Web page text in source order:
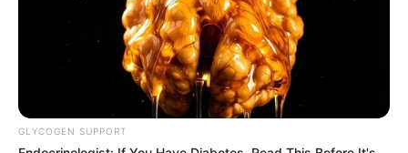
Câmara dos Deputados: anuênios, triênios,
quinquênios, sexta-parte e licenças-prêmio
entram no debate.
Motos e bicicletas para ACS e ACE: veja o
passo a passo para conseguir o benefício.
GLYCOGEN SUPPORT